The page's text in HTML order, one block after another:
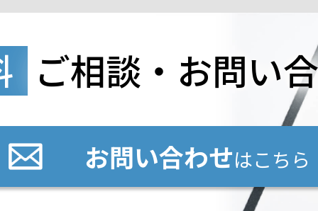
ご相談・お問い
お問い合わせはこちら